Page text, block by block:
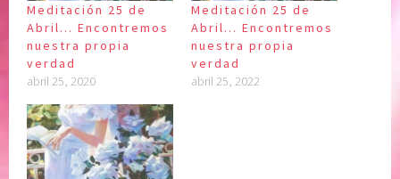
Meditación 25 de
Abril… Encontremos
nuestra propia
verdad
abril 25, 2020
Meditación 25 de
Abril… Encontremos
nuestra propia
verdad
abril 25, 2022